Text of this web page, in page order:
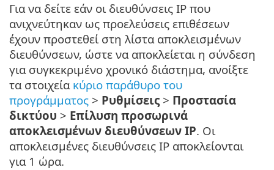
Για να δείτε εάν οι διευθύνσεις IP που
ανιχνεύτηκαν ως προελεύσεις επιθέσεων
έχουν προστεθεί στη λίστα αποκλεισμένων
διευθύνσεων, ώστε να αποκλείεται η σύνδεση
για συγκεκριμένο χρονικό διάστημα, ανοίξτε
τα στοιχεία κύριο παράθυρο του
προγράμματος > Ρυθμίσεις > Προστασία
δικτύου > Επίλυση προσωρινά
αποκλεισμένων διευθύνσεων IP. Οι
αποκλεισμένες διευθύνσεις IP αποκλείονται
για 1 ώρα.